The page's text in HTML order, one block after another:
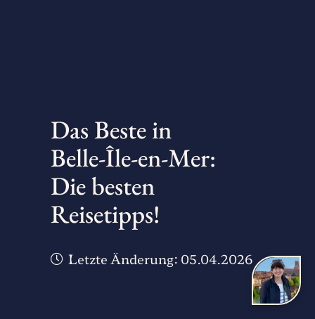
Das Beste in
Belle-Île-en-Mer:
Die besten
Reisetipps!
Letzte Änderung: 05.04.2026